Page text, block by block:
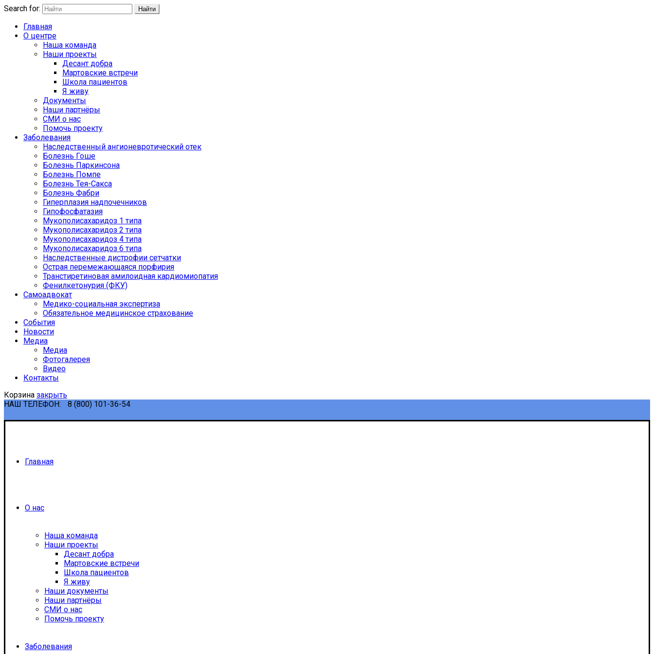
Search for: Найти
Главная
О центре
Наша команда
Наши проекты
Десант добра
Мартовские встречи
Школа пациентов
Я живу
Документы
Наши партнёры
СМИ о нас
Помочь проекту
Заболевания
Наследственный ангионевротический отек
Болезнь Гоше
Болезнь Паркинсона
Болезнь Помпе
Болезнь Тея-Сакса
Болезнь Фабри
Гиперплазия надпочечников
Гипофосфатазия
Мукополисахаридоз 1 типа
Мукополисахаридоз 2 типа
Мукополисахаридоз 4 типа
Мукополисахаридоз 6 типа
Наследственные дистрофии сетчатки
Острая перемежающаяся порфирия
Транстиретиновая амилоидная кардиомиопатия
Фенилкетонурия (ФКУ)
Самоадвокат
Медико-социальная экспертиза
Обязательное медицинское страхование
События
Новости
Медиа
Медиа
Фотогалерея
Видео
Контакты
Корзина закрыть
НАШ ТЕЛЕФОН:
8 (800) 101-36-54
Главная
О нас
Наша команда
Наши проекты
Десант добра
Мартовские встречи
Школа пациентов
Я живу
Наши документы
Наши партнёры
СМИ о нас
Помочь проекту
Заболевания